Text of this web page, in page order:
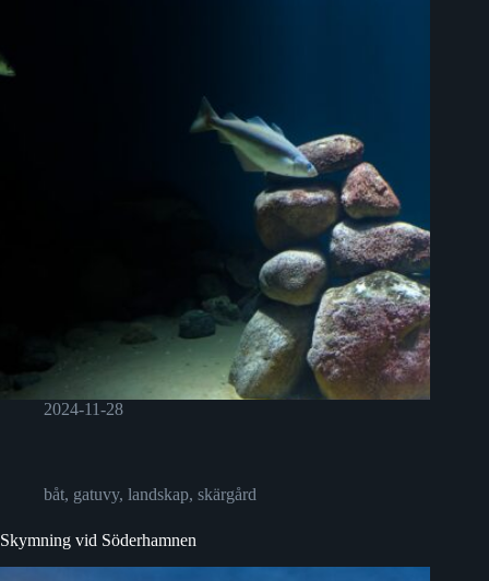
2024-11-28
båt, gatuvy, landskap, skärgård
Skymning vid Söderhamnen